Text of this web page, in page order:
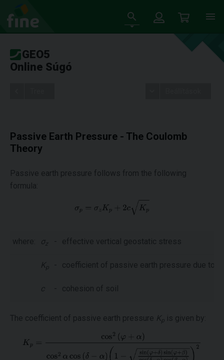
GEO5
Online Súgó
Passive Earth Pressure - The Coulomb
Theory
Passive earth pressure follows from the following
formula:
where: σz - effective vertical geostatic stress
Kp - coefficient of passive earth pressure due to
c - cohesion of soil
The coefficient of passive earth pressure Kp is given by: